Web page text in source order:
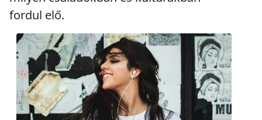
fordul elő.